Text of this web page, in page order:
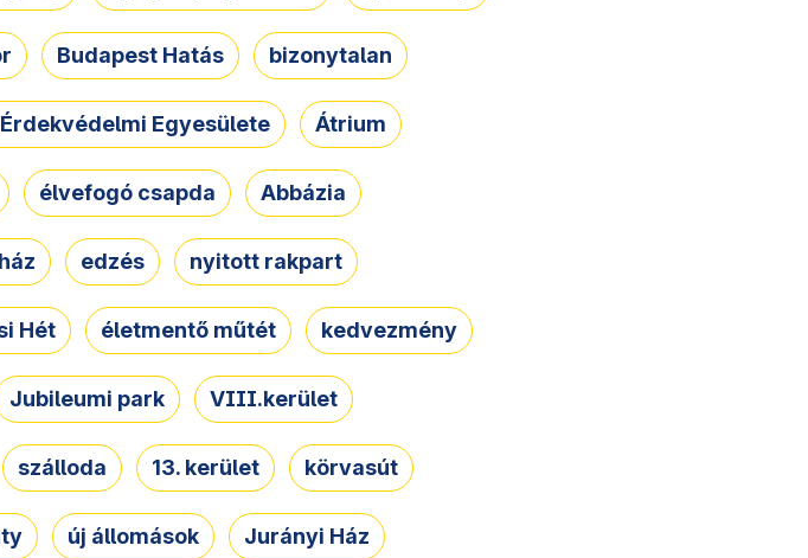
Budapest Hatás bizonytalan
Egyesülete Átrium
élvefogó csapda Abbázia
edzés nyitott rakpart
Hét életmentő műtét kedvezmény
Jubileumi park VIII.kerület
szálloda 13. kerület körvasút
új állomások Jurányi Ház